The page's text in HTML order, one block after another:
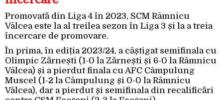
Promovată din Liga 4 în 2023, SCM Râmnicu
Vâlcea este la al treilea sezon în Liga 3 și la a treia
încercare de promovare.
În prima, în ediția 2023/24, a câștigat semifinala cu
Olimpic Zărnești (1-0 la Zărnești și 6-0 la Râmnicu
Vâlcea) și a pierdut finala cu AFC Câmpulung
Muscel (1-2 la Câmpulung și 0-0 la Râmnicu
Vâlcea), dar a pierdut și semifinala din recalificări